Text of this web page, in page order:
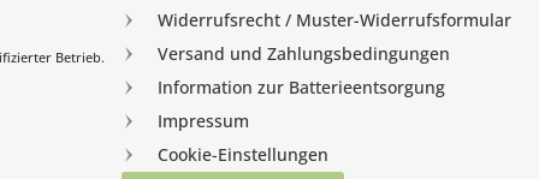
Betrieb.
Widerrufsrecht / Muster-Widerrufsformular
Versand und Zahlungsbedingungen
Information zur Batterieentsorgung
Impressum
Cookie-Einstellungen